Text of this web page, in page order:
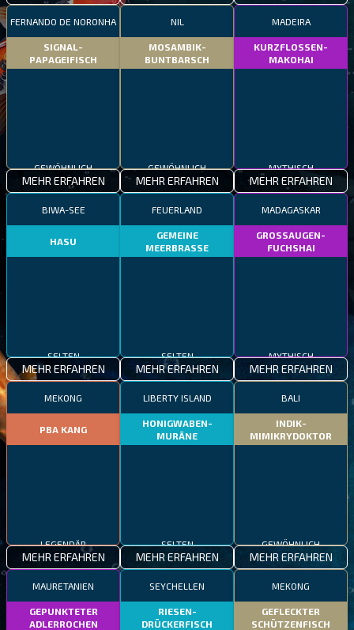
FERNANDO DE NORONHA
SIGNAL-
PAPAGEIFISCH
GEWÖHNLICH
MEHR ERFAHREN
NIL
MOSAMBIK-
BUNTBARSCH
GEWÖHNLICH
MEHR ERFAHREN
MADEIRA
KURZFLOSSEN-
MAKOHAI
MYTHISCH
MEHR ERFAHREN
BIWA-SEE
HASU
SELTEN
MEHR ERFAHREN
FEUERLAND
GEMEINE
MEERBRASSE
SELTEN
MEHR ERFAHREN
MADAGASKAR
GROSSAUGEN-
FUCHSHAI
MYTHISCH
MEHR ERFAHREN
MEKONG
PBA KANG
LEGENDÄR
MEHR ERFAHREN
LIBERTY ISLAND
HONIGWABEN-
MURÄNE
SELTEN
MEHR ERFAHREN
BALI
INDIK-
MIMIKRYDOKTOR
GEWÖHNLICH
MEHR ERFAHREN
MAURETANIEN
GEPUNKTETER
ADLERROCHEN
SEYCHELLEN
RIESEN-
DRÜCKERFISCH
MEKONG
GEFLECKTER
SCHÜTZENFISCH